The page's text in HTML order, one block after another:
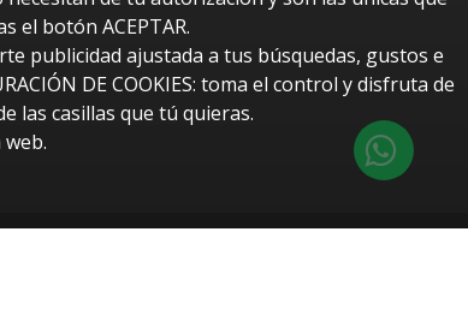
el botón ACEPTAR.
publicidad ajustada a tus búsquedas, gustos e
DE COOKIES: toma el control y disfruta de
las casillas que tú quieras.